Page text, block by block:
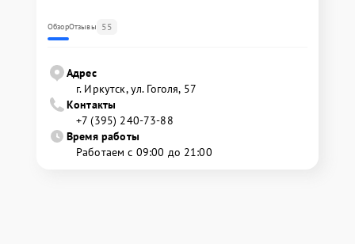
ОбзорОтзывы 55
Адрес
г. Иркутск, ул. ​Гоголя, 57
Контакты
+7 (395) 240-73-88
Время работы
Работаем с 09:00 до 21:00